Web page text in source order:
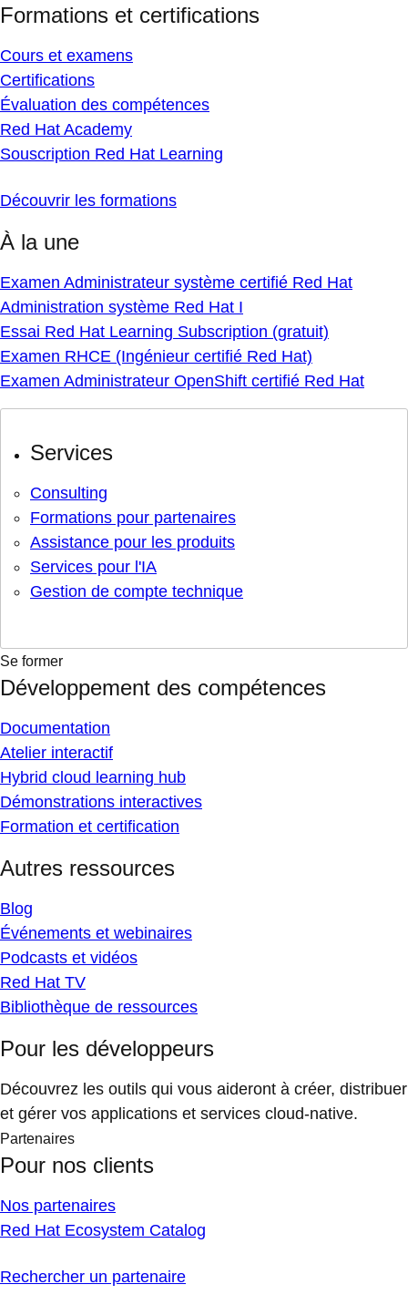
Formations et certifications
Cours et examens
Certifications
Évaluation des compétences
Red Hat Academy
Souscription Red Hat Learning
Découvrir les formations
À la une
Examen Administrateur système certifié Red Hat
Administration système Red Hat I
Essai Red Hat Learning Subscription (gratuit)
Examen RHCE (Ingénieur certifié Red Hat)
Examen Administrateur OpenShift certifié Red Hat
Services
Consulting
Formations pour partenaires
Assistance pour les produits
Services pour l'IA
Gestion de compte technique
Se former
Développement des compétences
Documentation
Atelier interactif
Hybrid cloud learning hub
Démonstrations interactives
Formation et certification
Autres ressources
Blog
Événements et webinaires
Podcasts et vidéos
Red Hat TV
Bibliothèque de ressources
Pour les développeurs
Découvrez les outils qui vous aideront à créer, distribuer
et gérer vos applications et services cloud-native.
Partenaires
Pour nos clients
Nos partenaires
Red Hat Ecosystem Catalog
Rechercher un partenaire